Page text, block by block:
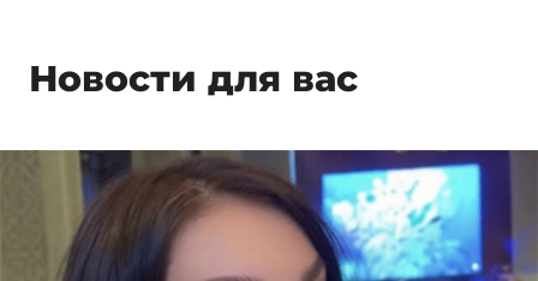
Новости для вас